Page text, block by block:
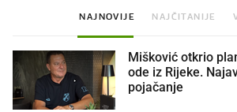
NAJNOVIJE NAJČITANIJE
Mišković otkrio
ode iz Rijeke.
pojačanje